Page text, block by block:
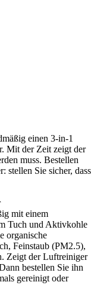
einen 3-in-1
Mit der Zeit zeigt der
muss. Bestellen
stellen Sie sicher, dass
mit einem
Tuch und Aktivkohle
organische
Feinstaub (PM2.5),
Zeigt der Luftreiniger
bestellen Sie ihn
gereinigt oder